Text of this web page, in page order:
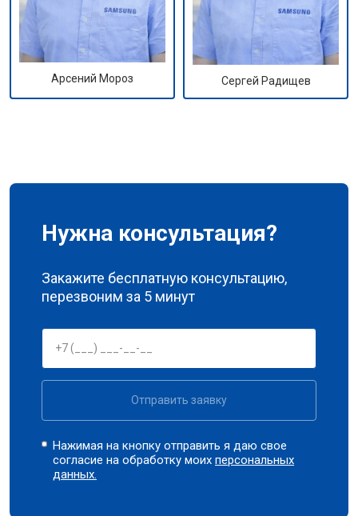
Арсений Мороз Сергей Радищев
Нужна консультация?
Закажите бесплатную консультацию,
перезвоним за 5 минут
Отправить заявку
Нажимая на кнопку отправить я даю свое
согласие на обработку моихперсональных
данных.